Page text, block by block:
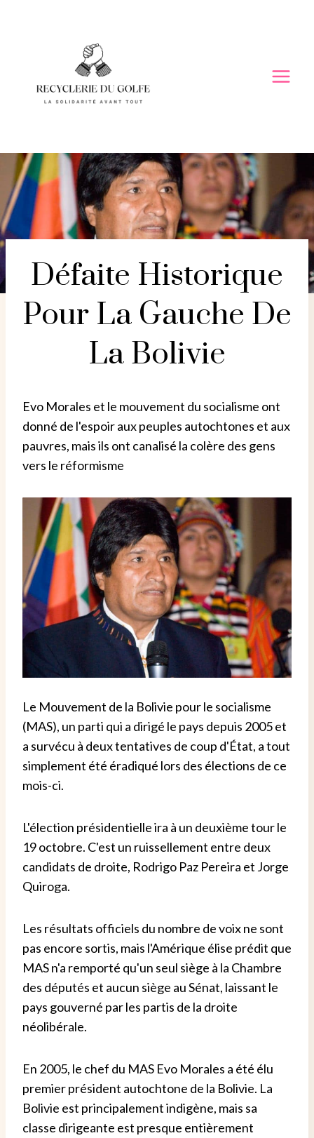
Défaite Historique
Pour La Gauche De
La Bolivie
Evo Morales et le mouvement du socialisme ont
donné de l'espoir aux peuples autochtones et aux
pauvres, mais ils ont canalisé la colère des gens
vers le réformisme
Le Mouvement de la Bolivie pour le socialisme
(MAS), un parti qui a dirigé le pays depuis 2005 et
a survécu à deux tentatives de coup d'État, a tout
simplement été éradiqué lors des élections de ce
mois-ci.
L'élection présidentielle ira à un deuxième tour le
19 octobre. C'est un ruissellement entre deux
candidats de droite, Rodrigo Paz Pereira et Jorge
Quiroga.
Les résultats officiels du nombre de voix ne sont
pas encore sortis, mais l'Amérique élise prédit que
MAS n'a remporté qu'un seul siège à la Chambre
des députés et aucun siège au Sénat, laissant le
pays gouverné par les partis de la droite
néolibérale.
En 2005, le chef du MAS Evo Morales a été élu
premier président autochtone de la Bolivie. La
Bolivie est principalement indigène, mais sa
classe dirigeante est presque entièrement